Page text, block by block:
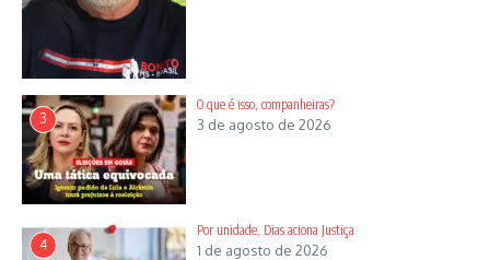
3
O que é isso, companheiras?
3 de agosto de 2026
4
Por unidade, Dias aciona Justiça
1 de agosto de 2026